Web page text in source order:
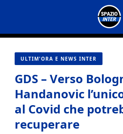
contenuto
ULTIM'ORA E NEWS INTER
GDS – Verso
Handanovic
al Covid che
recuperare